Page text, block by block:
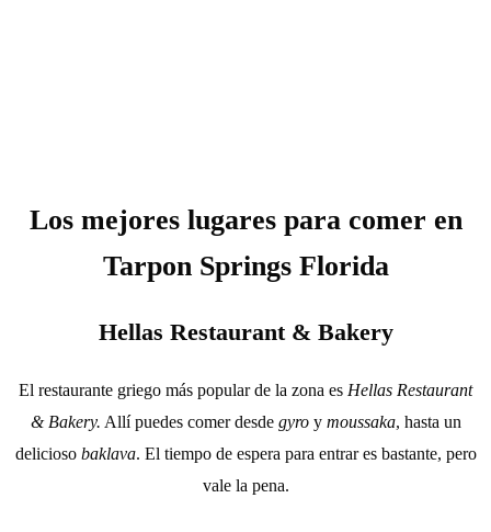
Los mejores lugares para comer en
Tarpon Springs Florida
Hellas Restaurant & Bakery
El restaurante griego más popular de la zona es Hellas Restaurant
& Bakery. Allí puedes comer desde gyroy moussaka, hasta un
delicioso baklava. El tiempo de espera para entrar es bastante, pero
vale la pena.